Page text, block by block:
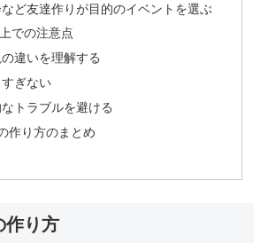
ど友達作りが目的のイベントを選ぶ
での注意点
違いを理解する
ぎない
トラブルを避ける
作り方のまとめ
作り方